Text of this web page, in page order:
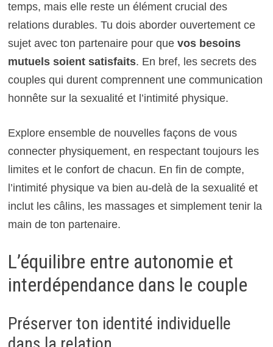
temps, mais elle reste un élément crucial des
relations durables. Tu dois aborder ouvertement ce
sujet avec ton partenaire pour que vos besoins
mutuels soient satisfaits. En bref, les secrets des
couples qui durent comprennent une communication
honnête sur la sexualité et l’intimité physique.
Explore ensemble de nouvelles façons de vous
connecter physiquement, en respectant toujours les
limites et le confort de chacun. En fin de compte,
l’intimité physique va bien au-delà de la sexualité et
inclut les câlins, les massages et simplement tenir la
main de ton partenaire.
L’équilibre entre autonomie et
interdépendance dans le couple
Préserver ton identité individuelle